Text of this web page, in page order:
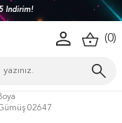
İndirim!
(0)
02647